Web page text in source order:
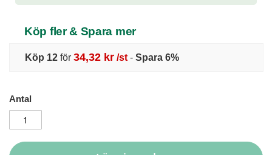
Köp fler & Spara mer
Köp 12 för 34,32 kr /st - Spara 6%
Antal